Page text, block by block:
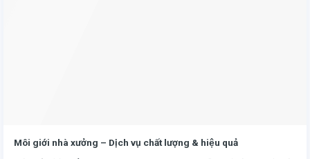
Môi giới nhà xưởng – Dịch vụ chất lượng & hiệu quả